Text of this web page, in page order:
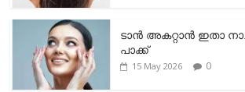
ടാന്‍ അകറ്റാന്‍ ഇതാ
പാക്ക്
15 May 2026 0